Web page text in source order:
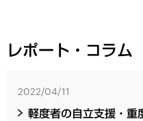
レポート・コラム
2022/04/11
軽度者の自立支援・重